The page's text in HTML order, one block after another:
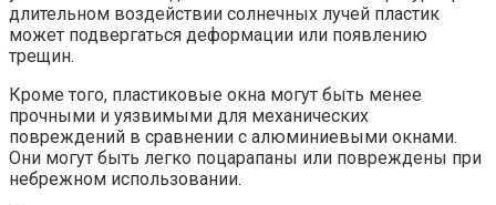
длительном воздействии солнечных лучей пластик
может подвергаться деформации или появлению
трещин.​
Кроме того, пластиковые окна могут быть менее
прочными и уязвимыми для механических
повреждений в сравнении с алюминиевыми окнами.
Они могут быть легко поцарапаны или повреждены при
небрежном использовании.​